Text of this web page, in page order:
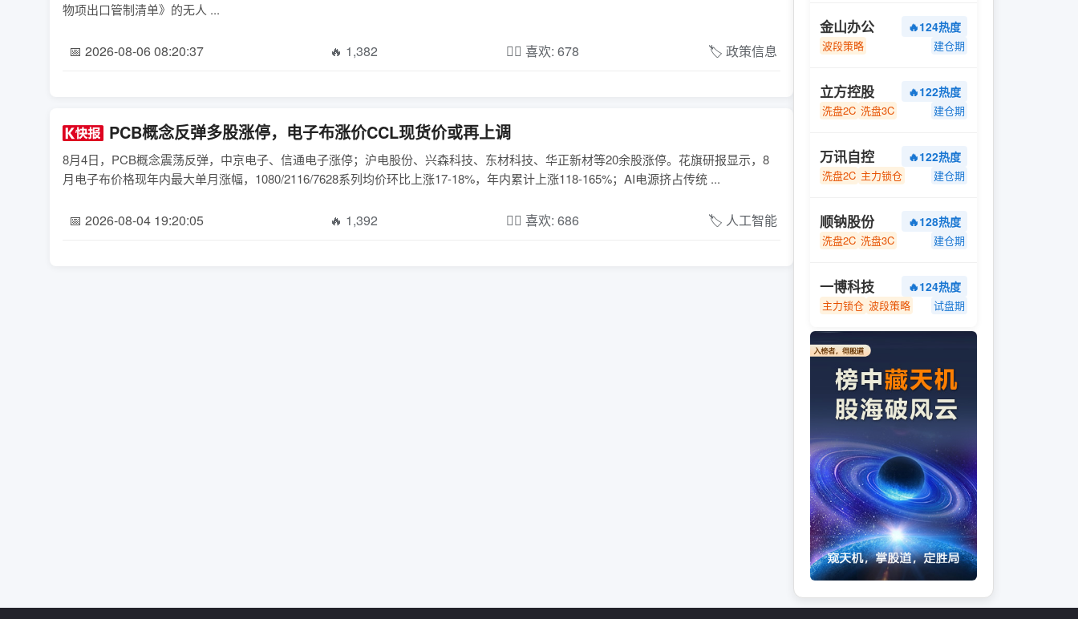
物项出口管制清单》的无人 ...
📅 2026-08-06 08:20:37 🔥 1,382 ❤️‍🔥 喜欢: 678 🏷️ 政策信息
PCB概念反弹多股涨停，电子布涨价CCL现货价或再上调
8月4日，PCB概念震荡反弹，中京电子、信通电子涨停；沪电股份、兴森科技、东材科技、华正新材等20余股涨停。花旗研报显示，8
月电子布价格现年内最大单月涨幅，1080/2116/7628系列均价环比上涨17-18%，年内累计上涨118-165%；AI电源挤占传统 ...
📅 2026-08-04 19:20:05 🔥 1,392 ❤️‍🔥 喜欢: 686 🏷️ 人工智能
金山办公 🔥124热度
波段策略 建仓期
立方控股 🔥122热度
洗盘2C 洗盘3C 建仓期
万讯自控 🔥122热度
洗盘2C 主力锁仓 建仓期
顺钠股份 🔥128热度
洗盘2C 洗盘3C 建仓期
一博科技 🔥124热度
主力锁仓 波段策略 试盘期